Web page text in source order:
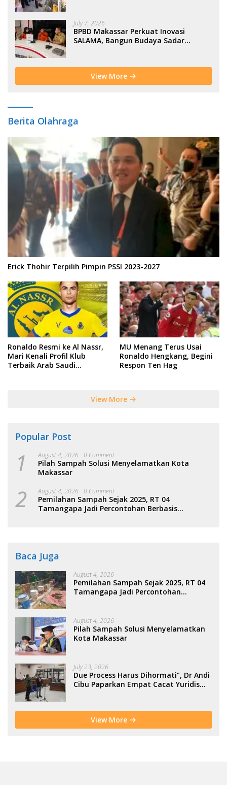
July 7, 2026
BPBD Makassar Perkuat Inovasi
SALAMA, Bangun Budaya Sadar
View More
Berita Olahraga
Erick Thohir Terpilih Pimpin PSSI 2023-2027
Ronaldo Resmi ke Al Nassr,
Mari Kenali Profil Klub
Terbaik Arab Saudi
MU Menang Terus Usai
Ronaldo Hengkang, Begini
Respon Ten Hag
View More
Popular Post
1 August 4, 2026 0 Comment
Pilah Sampah Solusi Menyelamatkan Kota
Makassar
2 August 4, 2026 0 Comment
Pemilahan Sampah Sejak 2025, RT 04
Tamangapa Jadi Percontohan Berbasis
Baca Juga
August 4, 2026
Pemilahan Sampah Sejak 2025, RT 04
Tamangapa Jadi Percontohan
August 4, 2026
Pilah Sampah Solusi Menyelamatkan
Kota Makassar
July 23, 2026
Due Process Harus Dihormati”, Dr Andi
Cibu Paparkan Empat Cacat Yuridis
View More